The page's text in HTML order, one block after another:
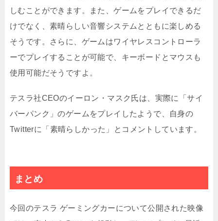
しむことができます。また、ゲームをプレイできるだ
けでなく、素晴らしい音響システムとともに楽しめる
そうです。さらに、ゲームはワイヤレスコントローラ
ーでプレイすることが可能で、キーボードとマウスも
使用可能だそうですよ。
テスラ社CEOのイーロン・マスク氏は、実際に「サイ
バーパンク」のゲームをプレイしたようで、自身の
Twitterに「素晴らしかった」とコメントしています。
まとめ
今回のテスラ ゲーミングカーについて公開された映像